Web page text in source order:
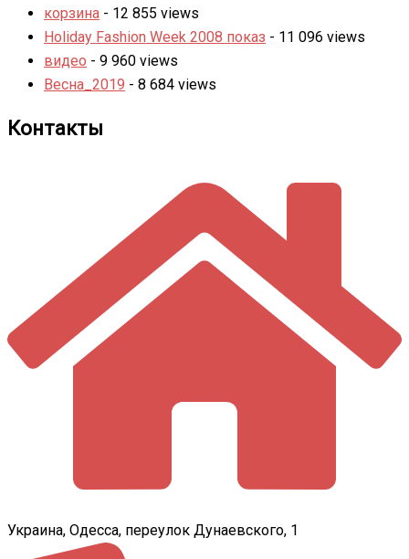
корзина - 12 855 views
Holiday Fashion Week 2008 показ - 11 096 views
видео - 9 960 views
Весна_2019 - 8 684 views
Контакты
Украина, Одесса, переулок Дунаевского, 1